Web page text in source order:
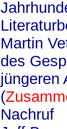
Martin
des
jüngeren
(
Nachruf